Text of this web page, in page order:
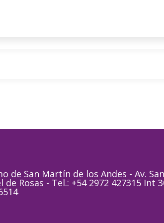
de San Martín de los Andes - Av. San
Rosas - Tel.: +54 2972 427315 Int